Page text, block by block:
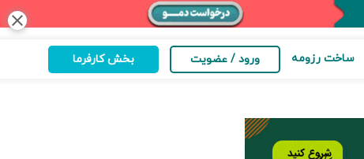
close
ساخت رزومه ورود / عضویت بخش کارفرما